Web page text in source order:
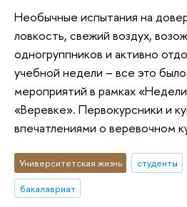
Необычные испытания на
ловкость, свежий воздух,
одногруппников и активно
учебной недели – все это
мероприятий в рамках
«Веревке». Первокурсники и
впечатлениями о веревочном
Университетская жизнь студенты
бакалавриат